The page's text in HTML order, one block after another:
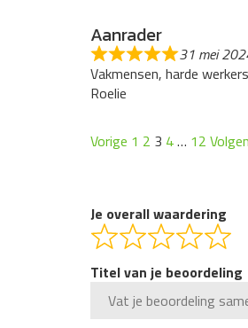
Aanrader
31 mei
Vakmensen, harde
Roelie
Site
Vorige Pagina
1 Pagina
2 Pagina
3 Pagina
4… Pagina
12
Je overall waardering
Titel van je beoordeling